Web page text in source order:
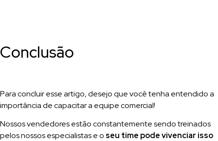
Conclusão
Para concluir esse artigo, desejo que você tenha entendido a
importância de capacitar a equipe comercial!
Nossos vendedores estão constantemente sendo treinados
pelos nossos especialistas e o seu time pode vivenciar isso